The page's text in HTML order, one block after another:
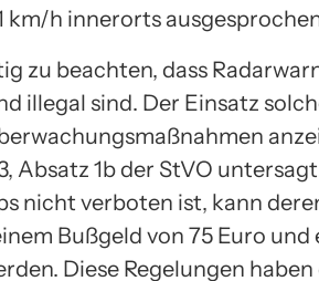
km/h innerorts
zu beachten, dass
illegal sind. Der Einsatz
Absatz 1b der StVO
nicht verboten ist, kann
Bußgeld von 75 Euro
Diese Regelungen haben